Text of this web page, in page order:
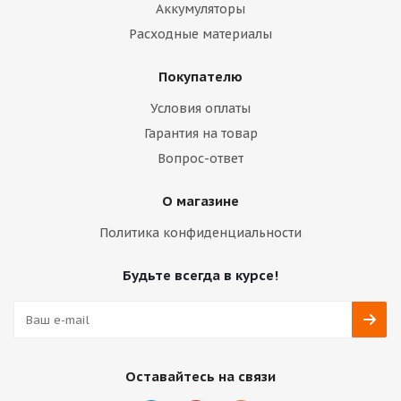
Аккумуляторы
Расходные материалы
Покупателю
Условия оплаты
Гарантия на товар
Вопрос-ответ
О магазине
Политика конфиденциальности
Будьте всегда в курсе!
Оставайтесь на связи